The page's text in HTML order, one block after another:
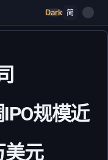
Dark 简
规模近
美元